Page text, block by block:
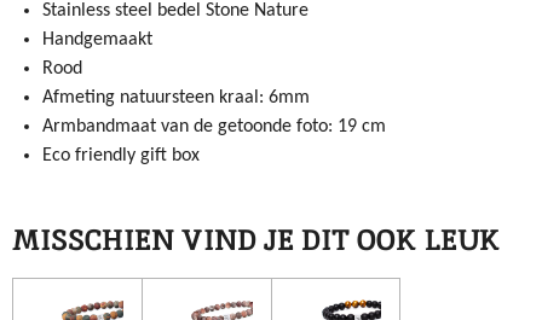
Stainless steel bedel Stone Nature
Handgemaakt
Rood
Afmeting natuursteen kraal: 6mm
Armbandmaat van de getoonde foto: 19 cm
Eco friendly gift box
MISSCHIEN VIND JE DIT OOK LEUK